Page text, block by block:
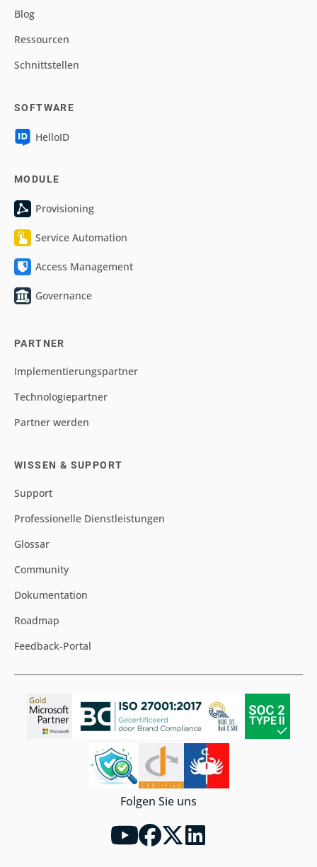
Blog
Ressourcen
Schnittstellen
SOFTWARE
HelloID
MODULE
Provisioning
Service Automation
Access Management
Governance
PARTNER
Implementierungspartner
Technologiepartner
Partner werden
WISSEN & SUPPORT
Support
Professionelle Dienstleistungen
Glossar
Community
Dokumentation
Roadmap
Feedback-Portal
Folgen Sie uns